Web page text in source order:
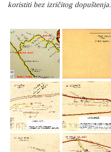
koristiti bez izričitog dopuštenja.